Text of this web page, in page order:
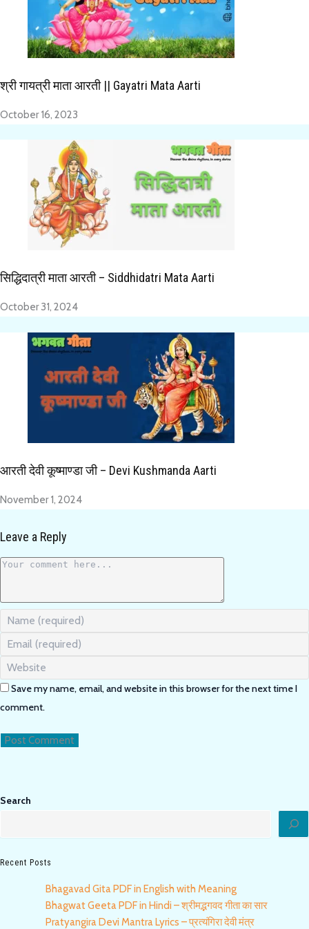
श्री गायत्री माता आरती || Gayatri Mata Aarti
October 16, 2023
सिद्धिदात्री माता आरती – Siddhidatri Mata Aarti
October 31, 2024
आरती देवी कूष्माण्डा जी – Devi Kushmanda Aarti
November 1, 2024
Leave a Reply
Comment
Enter
your
name
or
username
to
Enter
your
email
address
to
comment
Enter
your
website
URL
Save my name, email, and website in this browser for the next time I
comment.
Search
Recent Posts
Bhagavad Gita PDF in English with Meaning
Bhagwat Geeta PDF in Hindi – श्रीमद्भगवद गीता का सार
Pratyangira Devi Mantra Lyrics – प्रत्यंगिरा देवी मंत्र